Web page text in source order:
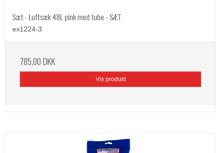
Sæt - Luftsæk 48L pink med tube - SÆT
ex1224-3
785,00 DKK
Vis produkt